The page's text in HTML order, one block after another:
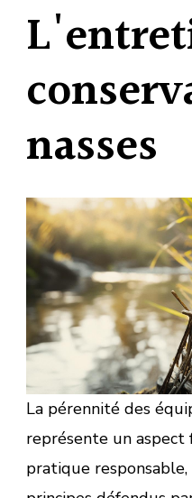
nasses
La pérennité des
représente un
pratique